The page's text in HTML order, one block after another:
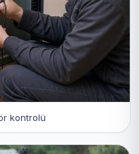
kontrolü